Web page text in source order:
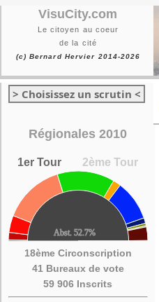
VisuCity.com
Le citoyen au coeur
de la cité
(c) Bernard Hervier 2014-2026
> Choisissez un scrutin <
Régionales 2010
1er Tour 2ème Tour
18ème Circonscription
41 Bureaux de vote
59 906 Inscrits